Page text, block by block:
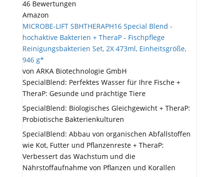
46 Bewertungen
Amazon
MICROBE-LIFT SBHTHERAPH16 Special Blend -
hochaktive Bakterien + TheraP - Fischpflege
Reinigungsbakterien Set, 2X 473ml, Einheitsgröße,
946 g*
von ARKA Biotechnologie GmbH
SpecialBlend: Perfektes Wasser für Ihre Fische +
TheraP: Gesunde und prächtige Tiere
SpecialBlend: Biologisches Gleichgewicht + TheraP:
Probiotische Bakterienkulturen
SpecialBlend: Abbau von organischen Abfallstoffen
wie Kot, Futter und Pflanzenreste + TheraP:
Verbessert das Wachstum und die
Nährstoffaufnahme von Pflanzen und Korallen